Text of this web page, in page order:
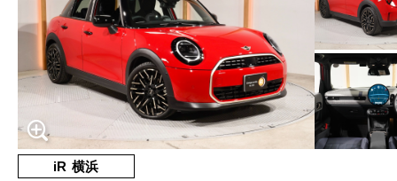
TOP
iRの買取が他社よりも高い理由
売却手順
必要書類
MAINTENANCE メンテナンス
TOP
BMWミニ メンテナンス
ローバーミニ メンテナンス
BLOG & MEDIA ブログ＆メディア
TOP
MINI KNOWLEDGE ミニナレッジ
営業時間
10:00～18:00
定休日
月曜日（祝日の場合は火曜日）
50 万円
支払回数 84 回
ボーナス支払回数/年 回
内訳
iR 横浜